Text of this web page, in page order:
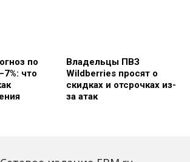
по
что
Владельцы ПВЗ
Wildberries просят о
скидках и отсрочках из-
за атак